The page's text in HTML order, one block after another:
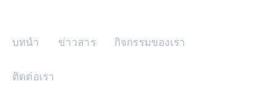
บทนำ ข่าวสาร กิจกรรมของเรา
ติดต่อเรา